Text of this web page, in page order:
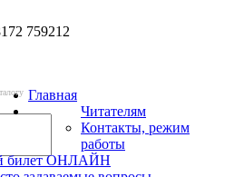
759212
Главная
Читателям
Контакты, режим
работы
билет ОНЛАЙН